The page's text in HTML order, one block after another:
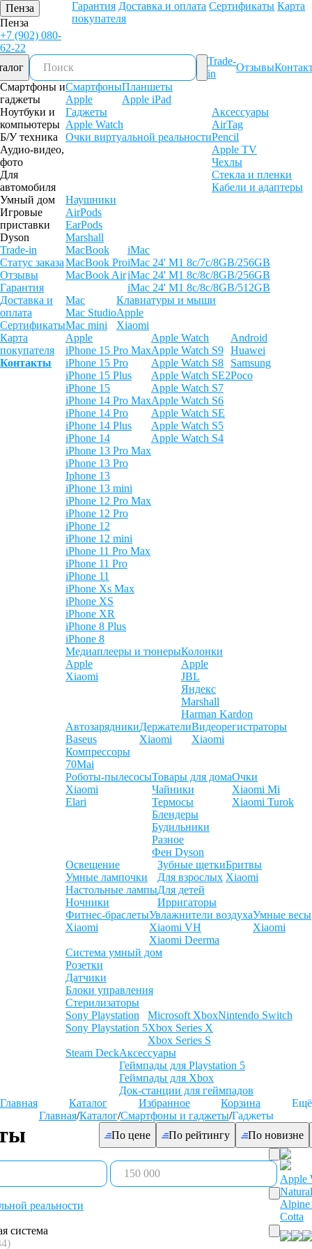
Пенза
Пенза
+7 (902) 080-
62-22
Гарантия Доставка и оплата Сертификаты Карта
покупателя
Trade-
in
Отзывы
Смартфоны и
гаджеты
Ноутбуки и
компьютеры
Б/У техника
Аудио-видео,
фото
Для
автомобиля
Умный дом
Игровые
приставки
Dyson
Trade-in
Статус заказа
Отзывы
Гарантия
Доставка и
оплата
Сертификаты
Карта
покупателя
Контакты
Смартфоны
Apple
Планшеты
Apple iPad
Гаджеты
Apple Watch
Очки виртуальной реальности
Аксессуары
AirTag
Pencil
Apple TV
Чехлы
Стекла и пленки
Кабели и адаптеры
Наушники
AirPods
EarPods
Marshall
MacBook
MacBook Pro
MacBook Air
iMac
iMac 24' M1 8c/7c/8GB/256GB
iMac 24' M1 8c/8c/8GB/256GB
iMac 24' M1 8c/8c/8GB/512GB
Mac
Mac Studio
Mac mini
Клавиатуры и мыши
Apple
Xiaomi
Apple
iPhone 15 Pro Max
iPhone 15 Pro
iPhone 15 Plus
iPhone 15
iPhone 14 Pro Max
iPhone 14 Pro
iPhone 14 Plus
iPhone 14
iPhone 13 Pro Max
iPhone 13 Pro
Iphone 13
iPhone 13 mini
iPhone 12 Pro Max
iPhone 12 Pro
iPhone 12
iPhone 12 mini
iPhone 11 Pro Max
iPhone 11 Pro
iPhone 11
iPhone Xs Max
iPhone XS
iPhone XR
iPhone 8 Plus
iPhone 8
Apple Watch
Apple Watch S9
Apple Watch S8
Apple Watch SE2
Apple Watch S7
Apple Watch S6
Apple Watch SE
Apple Watch S5
Apple Watch S4
Android
Huawei
Samsung
Poco
Медиаплееры и тюнеры
Apple
Xiaomi
Колонки
Apple
JBL
Яндекс
Marshall
Harman Kardon
Автозарядники
Baseus
Держатели
Xiaomi
Видеорегистраторы
Xiaomi
Компрессоры
70Mai
Роботы-пылесосы
Xiaomi
Elari
Товары для дома
Чайники
Термосы
Блендеры
Будильники
Разное
Фен Dyson
Очки
Xiaomi Mi
Xiaomi Turok
Освещение
Умные лампочки
Настольные лампы
Ночники
Зубные щетки
Для взрослых
Для детей
Ирригаторы
Бритвы
Xiaomi
Фитнес-браслеты
Xiaomi
Увлажнители воздуха
Xiaomi VH
Xiaomi Deerma
Умные весы
Xiaomi
Система умный дом
Розетки
Датчики
Блоки управления
Стерилизаторы
Sony Playstation
Sony Playstation 5
Microsoft Xbox
Xbox Series X
Xbox Series S
Nintendo Switch
Steam DeckАксессуары
Геймпады для Playstation 5
Геймпады для Xbox
Док-станции для геймпадов
Главная
Каталог Избранное Корзина
Ещё
Главная/Каталог/Смартфоны и гаджеты/Гаджеты
По цене По рейтингу По новизне
реальности
система
Apple
Alpine
Cotta